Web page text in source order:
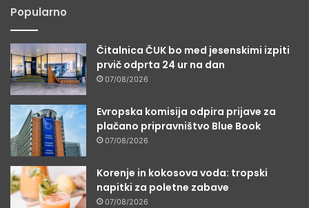
Popularno
Čitalnica ČUK bo med jesenskimi izpiti
prvič odprta 24 ur na dan
07/08/2026
Evropska komisija odpira prijave za
plačano pripravništvo Blue Book
07/08/2026
Korenje in kokosova voda: tropski
napitki za poletne zabave
07/08/2026